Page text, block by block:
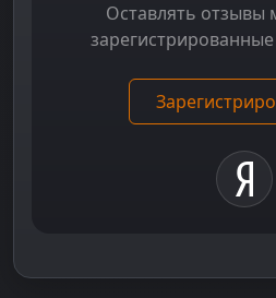
Оставлять отзывы